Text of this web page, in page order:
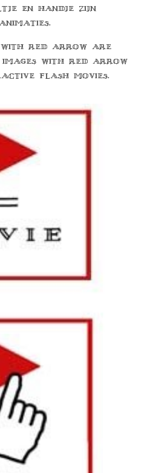
en handje zijn
with red arrow are
images with red arrow
flash movies.